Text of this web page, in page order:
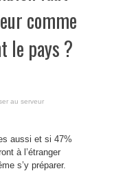
comme
le pays ?
au serveur
aussi et si 47%
à l’étranger
s’y préparer.